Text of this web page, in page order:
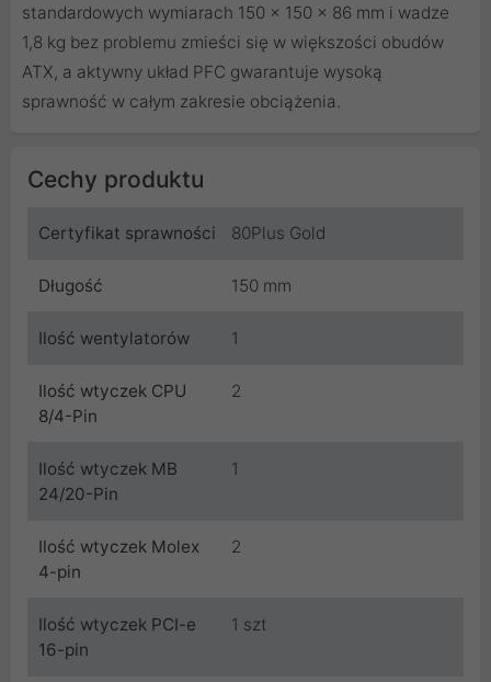
standardowych wymiarach 150 x 150 x 86 mm i wadze
1,8 kg bez problemu zmieści się w większości obudów
ATX, a aktywny układ PFC gwarantuje wysoką
sprawność w całym zakresie obciążenia.
Cechy produktu
Certyfikat sprawności 80Plus Gold
Długość 150 mm
Ilość wentylatorów 1
Ilość wtyczek CPU
8/4-Pin
2
Ilość wtyczek MB
24/20-Pin
1
Ilość wtyczek Molex
4-pin
2
Ilość wtyczek PCI-e
16-pin
1 szt